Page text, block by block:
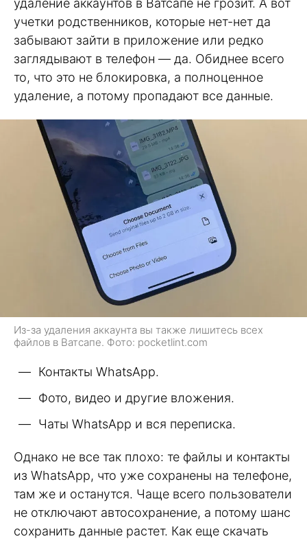
учетки родственников, которые нет-нет да
забывают зайти в приложение или редко
заглядывают в телефон — да. Обиднее всего
то, что это не блокировка, а полноценное
удаление, а потому пропадают все данные.
Из-за удаления аккаунта вы также лишитесь всех
файлов в Ватсапе. Фото: pocketlint.com
Контакты WhatsApp.
Фото, видео и другие вложения.
Чаты WhatsApp и вся переписка.
Однако не все так плохо: те файлы и контакты
из WhatsApp, что уже сохранены на телефоне,
там же и останутся. Чаще всего пользователи
не отключают автосохранение, а потому шанс
сохранить данные растет. Как еще скачать